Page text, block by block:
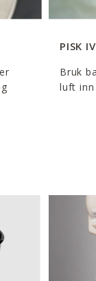
PISK
Bruk
luft inn